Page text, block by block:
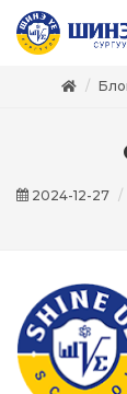
2024-12-27